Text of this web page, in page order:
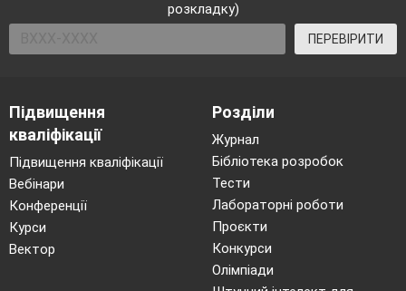
розкладку)
ПЕРЕВІРИТИ
Підвищення
кваліфікації
Підвищення кваліфікації
Вебінари
Конференції
Курси
Вектор
Розділи
Журнал
Бібліотека розробок
Тести
Лабораторні роботи
Проєкти
Конкурси
Олімпіади